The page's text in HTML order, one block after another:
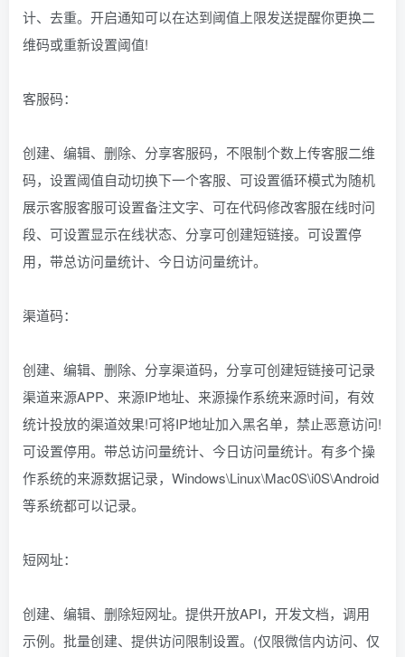
计、去重。开启通知可以在达到阈值上限发送提醒你更换二
维码或重新设置阈值!
客服码：
创建、编辑、删除、分享客服码，不限制个数上传客服二维
码，设置阈值自动切换下一个客服、可设置循环模式为随机
展示客服客服可设置备注文字、可在代码修改客服在线时问
段、可设置显示在线状态、分享可创建短链接。可设置停
用，带总访问量统计、今日访问量统计。
渠道码：
创建、编辑、删除、分享渠道码，分享可创建短链接可记录
渠道来源APP、来源IP地址、来源操作系统来源时间，有效
统计投放的渠道效果!可将IP地址加入黑名单，禁止恶意访问!
可设置停用。带总访问量统计、今日访问量统计。有多个操
作系统的来源数据记录，Windows\Linux\Mac0S\i0S\Android
等系统都可以记录。
短网址：
创建、编辑、删除短网址。提供开放API，开发文档，调用
示例。批量创建、提供访问限制设置。(仅限微信内访问、仅